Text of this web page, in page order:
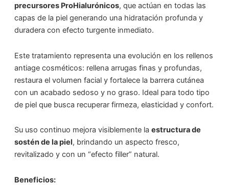
precursores ProHialurónicos, que actúan en todas las
capas de la piel generando una hidratación profunda y
duradera con efecto turgente inmediato.
Este tratamiento representa una evolución en los rellenos
antiage cosméticos: rellena arrugas finas y profundas,
restaura el volumen facial y fortalece la barrera cutánea
con un acabado sedoso y no graso. Ideal para todo tipo
de piel que busca recuperar firmeza, elasticidad y confort.
Su uso continuo mejora visiblemente la estructura de
sostén de la piel, brindando un aspecto fresco,
revitalizado y con un “efecto filler” natural.
Beneficios: